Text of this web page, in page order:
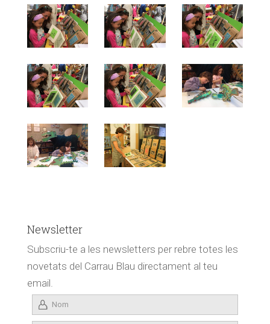
Newsletter
Subscriu-te a les newsletters per rebre totes les
novetats del Carrau Blau directament al teu
email.